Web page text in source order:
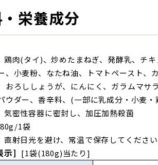
栄養成分
鶏肉(タイ)、炒めたまねぎ、発酵乳、チ
、小麦粉、なたね油、トマトペースト、カ
おろししょうが、にんにく、ガラムマサ
ウダー、香辛料、(一部に乳成分・小麦・
気密性容器に密封し、加圧加熱殺菌
1袋
直射日光を避け、常温で保存してください
示] [1袋(180g)当たり]